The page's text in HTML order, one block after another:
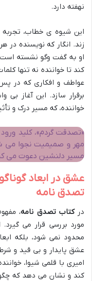
نهفته دارد.
این شیوه ی خطاب، تجربه
زند. انگار که نویسنده در
او به گفت وگو نشسته
کند تا خواننده نه تنها
عواطف و افکاری که در پس
برقرار سازد. این آغاز
خواننده، که مسیر درک و
«تصدقت گردم»، کلید
مهر و صمیمیت نجوا می
مسیر دلنشین دعوت می
عشق در ابعاد
تصدق نامه
درکتاب تصدق نامه،
مورد بررسی قرار می
محدود نمی شود، بلکه
عشق پایدار و بی قید و
امیری با قلمی شیوا،
کند و نشان می دهد که